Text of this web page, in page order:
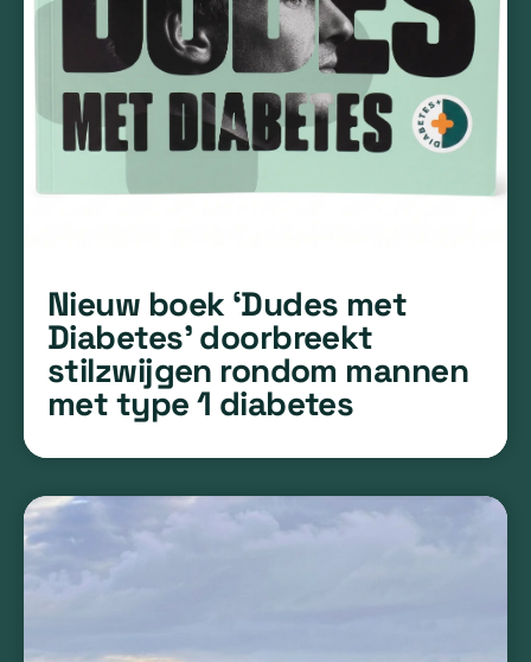
Nieuw boek ‘Dudes met
Diabetes’ doorbreekt
stilzwijgen rondom mannen
met type 1 diabetes